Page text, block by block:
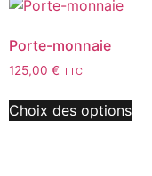
Porte-monnaie
125,00 € TTC
Choix des options